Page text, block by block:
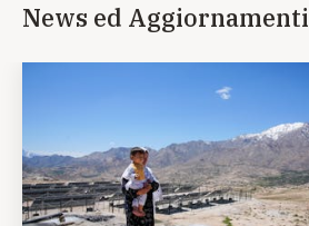
News ed Aggiornamenti